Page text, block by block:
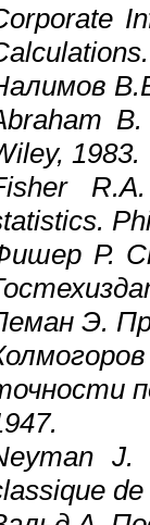
1983.
Р.
Э.
J.